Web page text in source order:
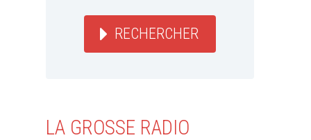
RECHERCHER
LA GROSSE RADIO